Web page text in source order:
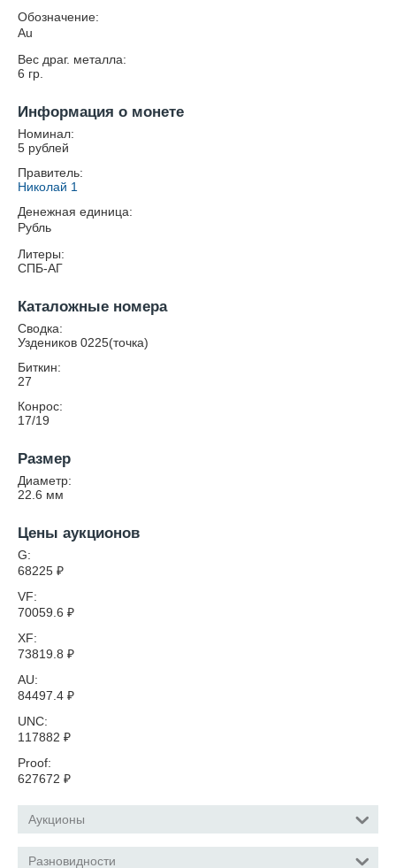
Обозначение:
Au
Вес драг. металла:
6 гр.
Информация о монете
Номинал:
5 рублей
Правитель:
Николай 1
Денежная единица:
Рубль
Литеры:
СПБ-АГ
Каталожные номера
Сводка:
Уздеников 0225(точка)
Биткин:
27
Конрос:
17/19
Размер
Диаметр:
22.6 мм
Цены аукционов
G:
68225 ₽
VF:
70059.6 ₽
XF:
73819.8 ₽
AU:
84497.4 ₽
UNC:
117882 ₽
Proof:
627672 ₽
Аукционы
Разновидности